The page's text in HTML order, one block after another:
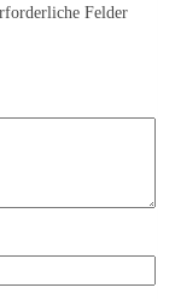
Felder